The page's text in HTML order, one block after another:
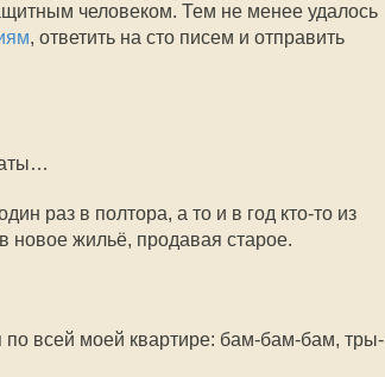
человеком. Тем не менее удалось
, ответить на сто писем и отправить
раз в полтора, а то и в год кто-то из
новое жильё, продавая старое.
по всей моей квартире: бам-бам-бам, тры-